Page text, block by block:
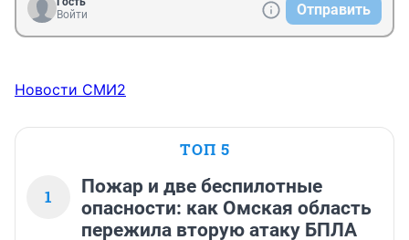
Войти
Отправить
Новости СМИ2
ТОП 5
1
Пожар и две беспилотные
опасности: как Омская область
пережила вторую атаку БПЛА